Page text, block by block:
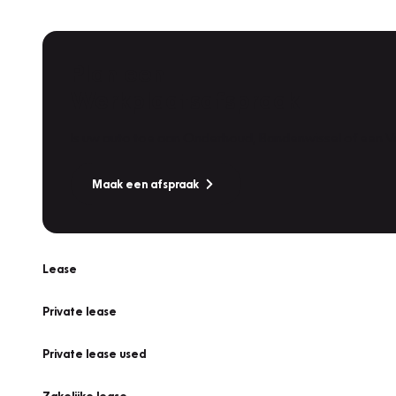
Maak een afspraak
Lease
Private lease
Private lease used